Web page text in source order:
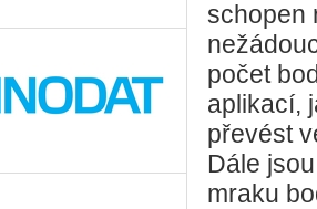
schopen
počet
aplikací,
převést
Dále
mraku